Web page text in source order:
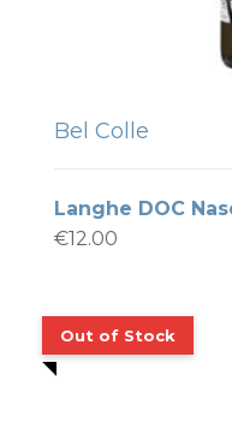
Bel Colle
Langhe DOC
€12.00